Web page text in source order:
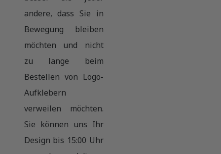
andere, dass Sie in
Bewegung bleiben
möchten und nicht
zu lange beim
Bestellen von Logo-
Aufklebern
verweilen möchten.
Sie können uns Ihr
Design bis 15:00 Uhr